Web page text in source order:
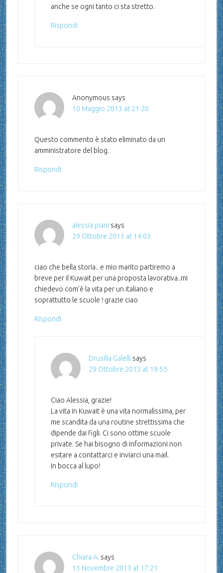
anche se ogni tanto ci sta stretto.
Rispondi
Anonymous says
10 Maggio 2013 at 21:20
Questo commento è stato eliminato da un
amministratore del blog.
Rispondi
alessia piani says
29 Ottobre 2013 at 14:03
ciao che bella storia.. e mio marito partiremo a
breve per il Kuwait per una proposta lavorativa..mi
chiedevo com’è la vita per un italiano e
soprattutto le scuole ! grazie ciao
Rispondi
Drusilla Galelli says
29 Ottobre 2013 at 19:55
Ciao Alessia, grazie!
La vita in Kuwait è una vita normalissima, per
me scandita da una routine strettissima che
dipende dai figli. Ci sono ottime scuole
private. Se hai bisogno di informazioni non
esitare a contattarci e inviarci una mail.
In bocca al lupo!
Rispondi
Chiara A. says
13 Novembre 2013 at 17:21